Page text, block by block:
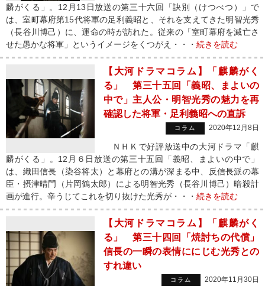
麟がくる」。12月13日放送の第三十六回「訣別（けつべつ）」で
は、室町幕府第15代将軍の足利義昭と、それを支えてきた明智光秀
（長谷川博己）に、運命の時が訪れた。従来の「室町幕府を滅亡さ
せた愚かな将軍」というイメージをくつがえ・・・ 続きを読む
【大河ドラマコラム】「麒麟がく
る」 第三十五回「義昭、まよいの
中で」主人公・明智光秀の魅力を再
確認した将軍・足利義昭への直訴
コラム 2020年12月8日
ＮＨＫで好評放送中の大河ドラマ「麒
麟がくる」。12月６日放送の第三十五回「義昭、まよいの中で」
は、織田信長（染谷将太）と幕府との溝が深まる中、反信長派の幕
臣・摂津晴門（片岡鶴太郎）による明智光秀（長谷川博己）暗殺計
画が進行。辛うじてこれを切り抜けた光秀が・・・ 続きを読む
【大河ドラマコラム】「麒麟がく
る」 第三十四回「焼討ちの代償」
信長の一瞬の表情ににじむ光秀との
すれ違い
コラム 2020年11月30日